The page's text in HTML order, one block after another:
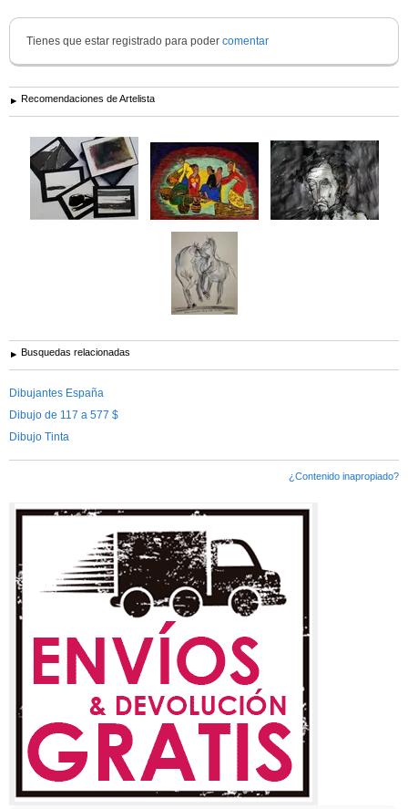
Cubanas del Siglo XX, permanentes en las salas del Museo Nacional de
Dirección de
Tienes que estar registrado para poder comentar
Recomendaciones de Artelista
Busquedas relacionadas
Dibujantes España
Dibujo de 117 a 577 $
Dibujo Tinta
¿Contenido inapropiado?